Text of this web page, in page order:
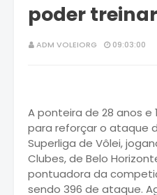
poder treinar
ADM VOLEIORG 09:03:00
A ponteira de 28 anos e
para reforçar o ataque
Superliga de Vôlei,
Clubes, de Belo
pontuadora da
sendo 396 de ataque.